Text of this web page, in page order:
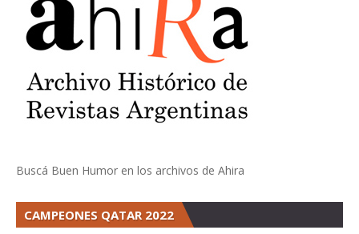
Buscá Buen Humor en los archivos de Ahira
CAMPEONES QATAR 2022